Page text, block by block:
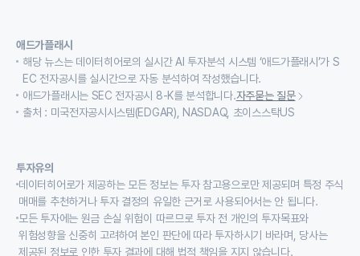
애드가플래시
해당 뉴스는 데이터히어로의 실시간 AI 투자분석 시스템 ‘애드가플래시’가 S
EC 전자공시를 실시간으로 자동 분석하여 작성했습니다.
애드가플래시는 SEC 전자공시 8-K를 분석합니다.자주묻는 질문
출처 : 미국전자공시시스템(EDGAR), NASDAQ, 초이스스탁US
투자유의
데이터히어로가 제공하는 모든 정보는 투자 참고용으로만 제공되며 특정 주식
매매를 추천하거나 투자 결정의 유일한 근거로 사용되어서는 안 됩니다.
모든 투자에는 원금 손실 위험이 따르므로 투자 전 개인의 투자목표와
위험성향을 신중히 고려하여 본인 판단에 따라 투자하시기 바라며, 당사는
제공된 정보로 인한 투자 결과에 대해 법적 책임을 지지 않습니다.